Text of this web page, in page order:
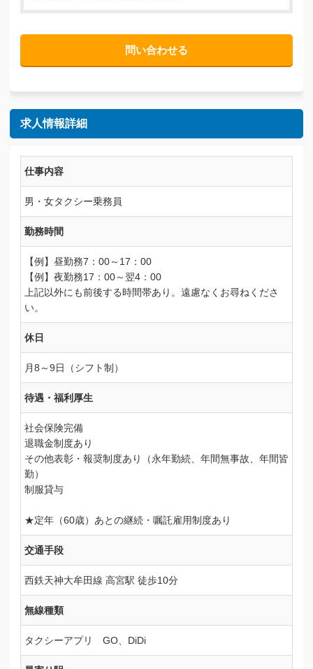
問い合わせる
求人情報詳細
仕事内容
男・女タクシー乗務員
勤務時間
【例】昼勤務7：00～17：00
【例】夜勤務17：00～翌4：00
上記以外にも前後する時間帯あり。遠慮なくお尋ねくださ
い。
休日
月8～9日（シフト制）
待遇・福利厚生
社会保険完備
退職金制度あり
その他表彰・報奨制度あり（永年勤続、年間無事故、年間皆
勤）
制服貸与
★定年（60歳）あとの継続・嘱託雇用制度あり
交通手段
西鉄天神大牟田線 高宮駅 徒歩10分
無線種類
タクシーアプリ GO、DiDi